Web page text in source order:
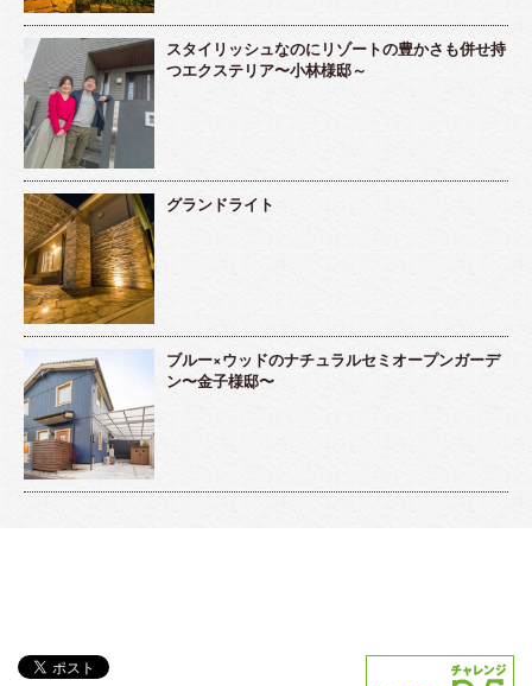
スタイリッシュなのにリゾートの豊かさも併せ持
つエクステリア〜小林様邸～
グランドライト
ブルー×ウッドのナチュラルセミオープンガーデ
ン〜金子様邸〜